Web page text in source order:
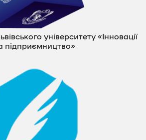
університету «Інновації
підприємництво»